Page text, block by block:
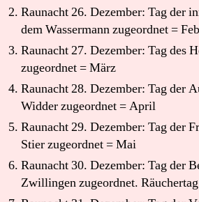
Raunacht 26. Dezember: Tag der
dem Wassermann zugeordnet =
Raunacht 27. Dezember: Tag des
zugeordnet = März
Raunacht 28. Dezember: Tag der
Widder zugeordnet = April
Raunacht 29. Dezember: Tag der
Stier zugeordnet = Mai
Raunacht 30. Dezember: Tag der
Zwillingen zugeordnet.